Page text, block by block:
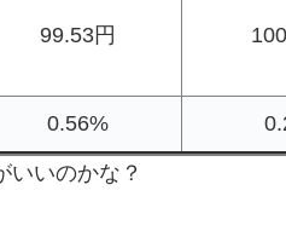
99.53円
0.56%
いいのかな？